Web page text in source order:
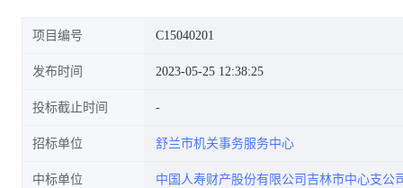
项目编号 C15040201
发布时间 2023-05-25 12:38:25
投标截止时间
招标单位 舒兰市机关事务服务中心
中标单位 中国人寿财产股份有限公司吉林市中心支公